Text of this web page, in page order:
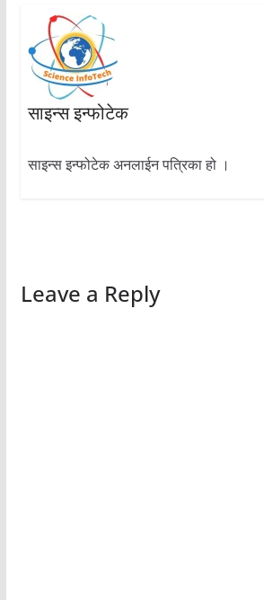
साइन्स इन्फोटेक
साइन्स इन्फोटेक अनलाईन पत्रिका हो ।
Leave a Reply